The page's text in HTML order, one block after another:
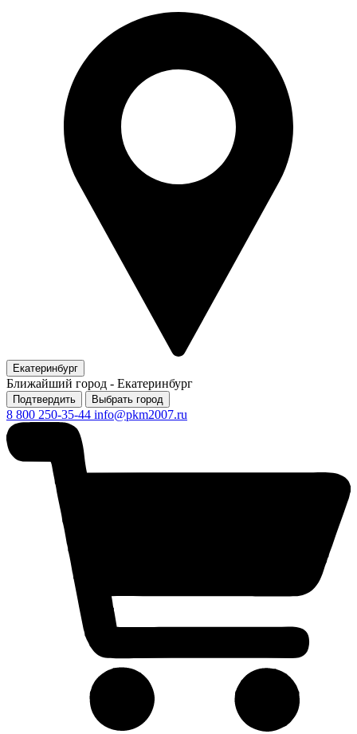
Екатеринбург
Ближайший город - Екатеринбург
Подтвердить Выбрать город
8 800 250-35-44 info@pkm2007.ru